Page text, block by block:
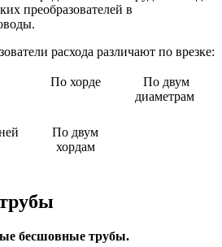
преобразователей в
расхода различают по врезке:
По хорде
По двум
диаметрам
По двум
хордам
бесшовные трубы.